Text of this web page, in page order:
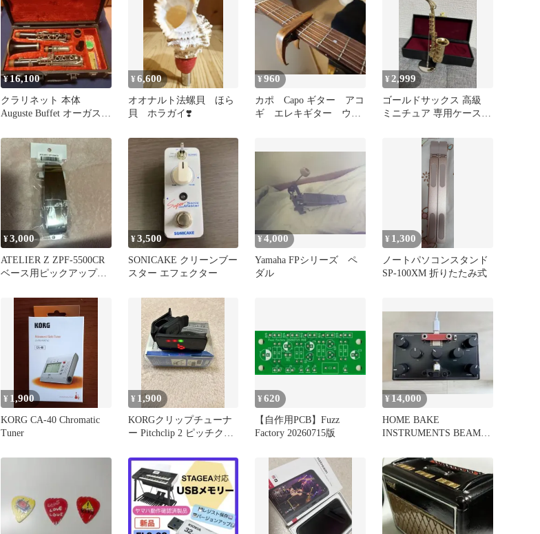
¥16,100
クラリネット 本体
Auguste Buffet オーガスト
¥6,600
オオナルト法螺貝 ほら
貝 ホラガイ❣️
¥960
カポ Capo ギター アコ
ギ エレキギター ウク
¥2,999
ゴールドサックス 高級
ミニチュア 専用ケース＆
¥3,000
ATELIER Z ZPF-5500CR
ベース用ピックアップフ
¥3,500
SONICAKE クリーンブー
スター エフェクター
¥4,000
Yamaha FPシリーズ ペ
ダル
¥ 1,300
ノートパソコンスタンド
SP-100XM 折りたたみ式
¥ 1,900
KORG CA-40 Chromatic
Tuner
¥ 1,900
KORGクリップチューナ
ー Pitchclip 2 ピッチクリ
¥620
【自作用PCB】Fuzz
Factory 20260715版
¥ 14,000
HOME BAKE
INSTRUMENTS BEAMS